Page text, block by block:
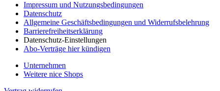
Impressum und Nutzungsbedingungen
Datenschutz
Allgemeine Geschäftsbedingungen und Widerrufsbelehrung
Barrierefreiheitserklärung
Datenschutz-Einstellungen
Abo-Verträge hier kündigen
Unternehmen
Weitere nice Shops